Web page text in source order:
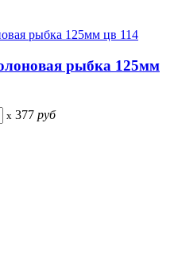
рыбка 125мм
x 377 руб